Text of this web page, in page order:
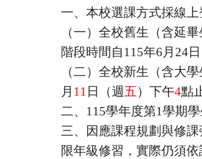
一、本校選課方式採線上
（一）全校舊生（含延
階段時間自 115年6月 24
（二）全校新生（含大
月 11 日（週五）下午4點
二、 115學年度第1學期
三、因應課程規劃與修課
限年級修習，實際仍須依